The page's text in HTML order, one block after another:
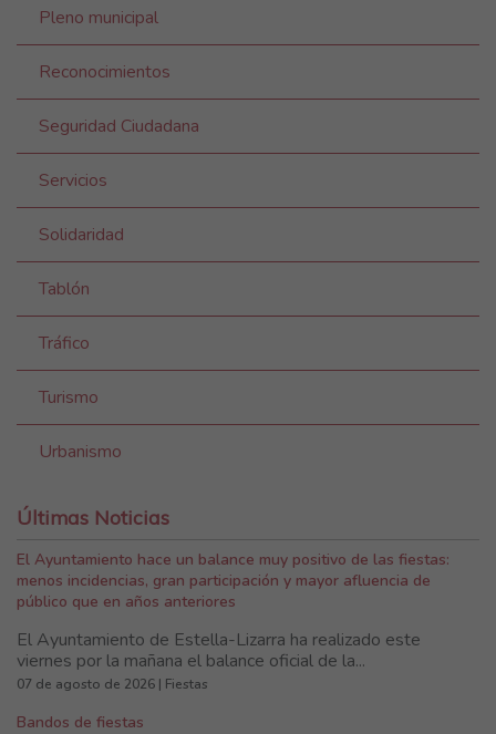
Pleno municipal
Reconocimientos
Seguridad Ciudadana
Servicios
Solidaridad
Tablón
Tráfico
Turismo
Urbanismo
Últimas Noticias
El Ayuntamiento hace un balance muy positivo de las fiestas:
menos incidencias, gran participación y mayor afluencia de
público que en años anteriores
El Ayuntamiento de Estella-Lizarra ha realizado este
viernes por la mañana el balance oficial de la...
07 de agosto de 2026 | Fiestas
Bandos de fiestas